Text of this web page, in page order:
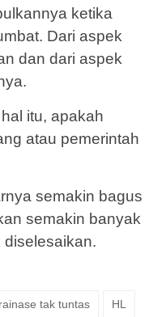
ketika
Dari aspek
dan dari aspek
itu, apakah
atau pemerintah
semakin bagus
semakin banyak
diselesaikan.
tak tuntas HL